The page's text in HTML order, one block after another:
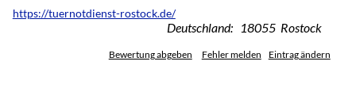
https://tuernotdienst-rostock.de/
Deutschland: 18055 Rostock
Bewertung abgeben Fehler melden Eintrag ändern